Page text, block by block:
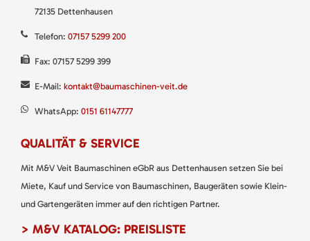
72135 Dettenhausen
Telefon: 07157 5299 200
Fax: 07157 5299 399
E-Mail: kontakt@baumaschinen-veit.de
WhatsApp: 0151 61147777
QUALITÄT & SERVICE
Mit M&V Veit Baumaschinen eGbR aus Dettenhausen setzen Sie bei
Miete, Kauf und Service von Baumaschinen, Baugeräten sowie Klein-
und Gartengeräten immer auf den richtigen Partner.
> M&V KATALOG: PREISLISTE